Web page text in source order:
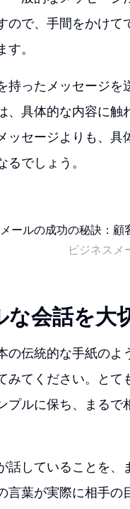
ので、手間をかけて
す。
持ったメッセージを
、具体的な内容に触
ッセージよりも、
るでしょう。
ビジネスメ
な会話を大
の伝統的な手紙のよ
みてください。とて
プルに保ち、まるで
話していることを、
言葉が実際に相手